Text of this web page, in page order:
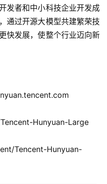
发者和中小科技企业开发成
通过开源大模型共建繁荣技
快发展，使整个行业迈向新
Hunyuan-Large
Tencent-Hunyuan-